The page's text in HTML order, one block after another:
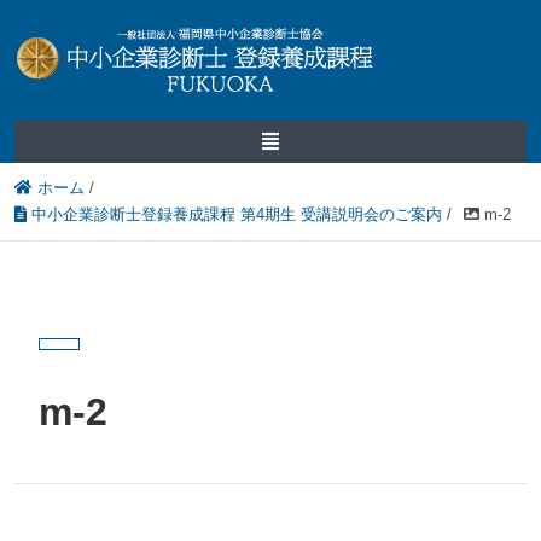
ホーム /
中小企業診断士登録養成課程 第4期生 受講説明会のご案内 / m-2
m-2